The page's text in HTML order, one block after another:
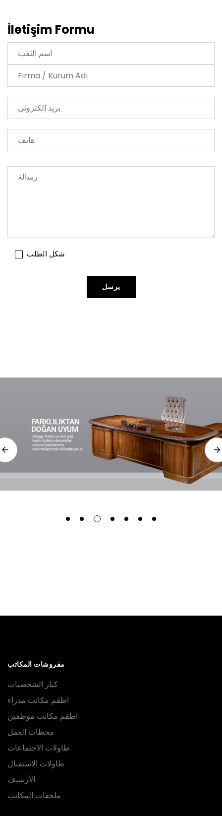
İletişim Formu
شكل الطلب
يرسل
مفروشات المكاتب
كبار الشخصيات
اطقم مكاتب مدراء
اطقم مكاتب موظفين
محطات العمل
طاولات الاجتماعات
طاولات الاستقبال
الأرشيف
ملحقات المكاتب